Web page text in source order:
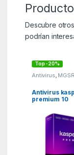
Descubre
podrían
Top -20%
Antivirus MGSR
Antivirus
premium 10